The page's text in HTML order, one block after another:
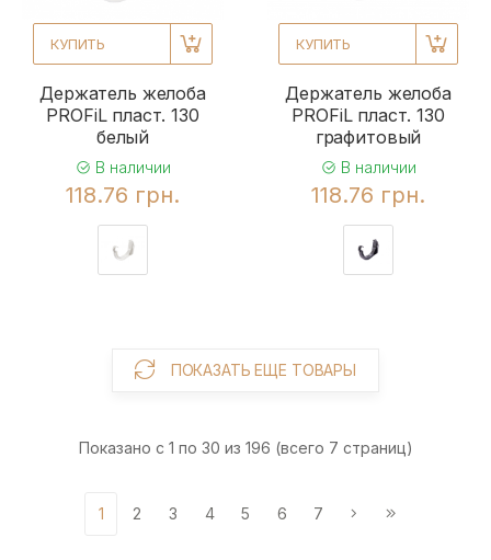
КУПИТЬ
Держатель желоба
PROFiL пласт. 130
белый
В наличии
118.76 грн.
КУПИТЬ
Держатель желоба
PROFiL пласт. 130
графитовый
В наличии
118.76 грн.
ПОКАЗАТЬ ЕЩЕ ТОВАРЫ
Показано с 1 по 30 из 196 (всего 7 страниц)
1 2 3 4 5 6 7